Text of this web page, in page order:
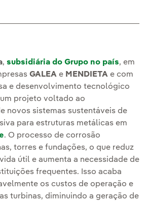
, subsidiária do Grupo no país, em
GALEA e MENDIETA e com
e desenvolvimento tecnológico
projeto voltado ao
novos sistemas sustentáveis de
para estruturas metálicas em
. O processo de corrosão
torres e fundações, o que reduz
útil e aumenta a necessidade de
frequentes. Isso acaba
os custos de operação e
turbinas, diminuindo a geração de